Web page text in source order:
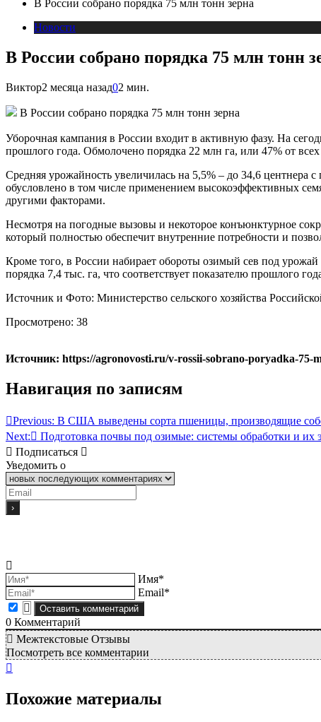
В России собрано порядка 75 млн тонн зерна
Новости
В России собрано порядка 75 млн тонн
Виктор2 месяца назад02 мин.
В России собрано порядка 75 млн тонн зерна
Уборочная кампания в России входит в активную фазу. На
прошлого года. Обмолочено порядка 22 млн га, или 47% от
Средняя урожайность увеличилась на 5,5% – до 34,6 центнера
обусловлено в том числе применением высокоэффективных
другими факторами.
Несмотря на погодные вызовы и некоторое конъюнктурное
который полностью обеспечит внутренние потребности и
Кроме того, в России набирает обороты озимый сев под
порядка 7,4 тыс. га, что соответствует показателю прошлого
Источник и Фото: Министерство сельского хозяйства
Просмотрено: 38
Источник: https://agronovosti.ru/v-rossii-sobrano-poryadka-75-
Навигация по записям
Previous: В США выведены сорта пшеницы, производящие
Next:
Подготовка почвы под озимые: системы обработки и их
Подписаться
Уведомить о
Имя*
Email*
0 Комментарий
Межтекстовые Отзывы
Посмотреть все комментарии
Похожие материалы